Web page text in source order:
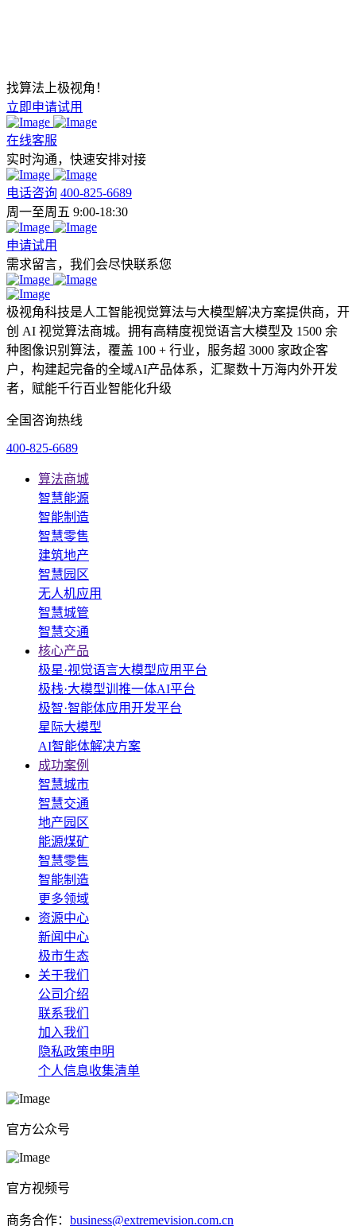
找算法上极视角！
立即申请试用
在线客服
实时沟通，快速安排对接
电话咨询 400-825-6689
周一至周五 9:00-18:30
申请试用
需求留言，我们会尽快联系您
极视角科技是人工智能视觉算法与大模型解决方案提供商，开
创 AI 视觉算法商城。拥有高精度视觉语言大模型及 1500 余
种图像识别算法，覆盖 100 + 行业，服务超 3000 家政企客
户，构建起完备的全域AI产品体系，汇聚数十万海内外开发
者，赋能千行百业智能化升级
全国咨询热线
400-825-6689
算法商城
智慧能源
智能制造
智慧零售
建筑地产
智慧园区
无人机应用
智慧城管
智慧交通
核心产品
极星·视觉语言大模型应用平台
极栈·大模型训推一体AI平台
极智·智能体应用开发平台
星际大模型
AI智能体解决方案
成功案例
智慧城市
智慧交通
地产园区
能源煤矿
智慧零售
智能制造
更多领域
资源中心
新闻中心
极市生态
关于我们
公司介绍
联系我们
加入我们
隐私政策申明
个人信息收集清单
官方公众号
官方视频号
商务合作： business@extremevision.com.cn